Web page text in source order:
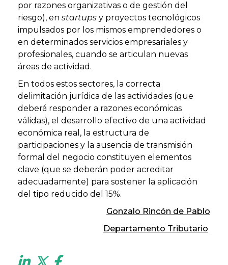
por razones organizativas o de gestión del
riesgo), en startups y proyectos tecnológicos
impulsados por los mismos emprendedores o
en determinados servicios empresariales y
profesionales, cuando se articulan nuevas
áreas de actividad.
En todos estos sectores, la correcta
delimitación jurídica de las actividades (que
deberá responder a razones económicas
válidas), el desarrollo efectivo de una actividad
económica real, la estructura de
participaciones y la ausencia de transmisión
formal del negocio constituyen elementos
clave (que se deberán poder acreditar
adecuadamente) para sostener la aplicación
del tipo reducido del 15%.
Gonzalo Rincón de Pablo
Departamento Tributario